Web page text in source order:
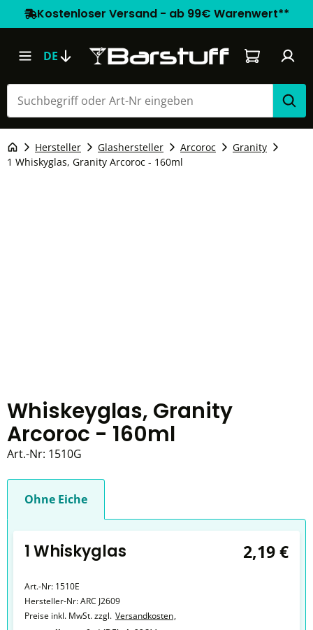
Kostenloser Versand - ab 99€ Warenwert**
DE Warenkorb
Hersteller Glashersteller Arcoroc
Granity
1 Whiskyglas, Granity Arcoroc - 160ml
Whiskeyglas, Granity
Arcoroc - 160ml
Art.-Nr: 1510G
Ohne Eiche
1 Whiskyglas 2,19 €
Art.-Nr: 1510E
Hersteller-Nr:ARC J2609
Preise inkl. MwSt. zzgl. Versandkosten,